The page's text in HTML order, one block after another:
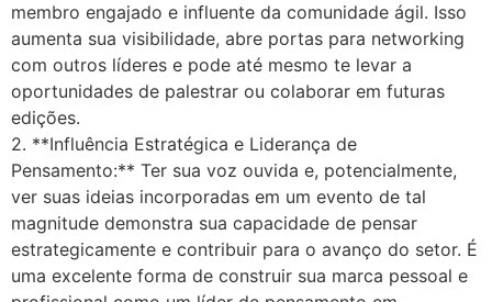
membro engajado e influente da comunidade ágil. Isso
aumenta sua visibilidade, abre portas para networking
com outros líderes e pode até mesmo te levar a
oportunidades de palestrar ou colaborar em futuras
edições.
2. **Influência Estratégica e Liderança de
Pensamento:** Ter sua voz ouvida e, potencialmente,
ver suas ideias incorporadas em um evento de tal
magnitude demonstra sua capacidade de pensar
estrategicamente e contribuir para o avanço do setor. É
uma excelente forma de construir sua marca pessoal e